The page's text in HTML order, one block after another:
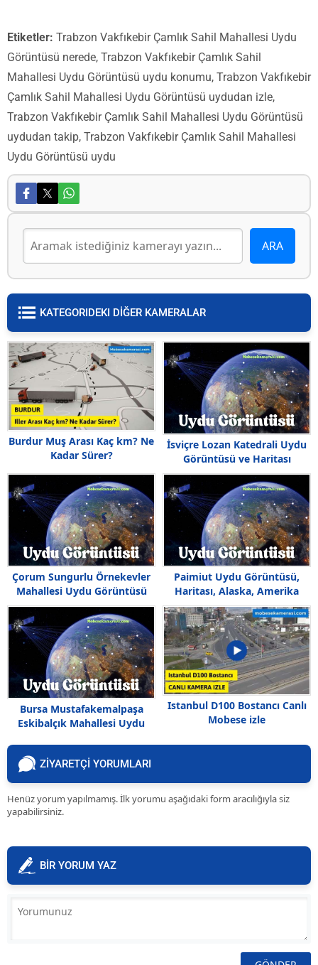
Etiketler: Trabzon Vakfıkebir Çamlık Sahil Mahallesi Uydu
Görüntüsü nerede, Trabzon Vakfıkebir Çamlık Sahil
Mahallesi Uydu Görüntüsü uydu konumu, Trabzon Vakfıkebir
Çamlık Sahil Mahallesi Uydu Görüntüsü uydudan izle,
Trabzon Vakfıkebir Çamlık Sahil Mahallesi Uydu Görüntüsü
uydudan takip, Trabzon Vakfıkebir Çamlık Sahil Mahallesi
Uydu Görüntüsü uydu
KATEGORIDEKI DİĞER KAMERALAR
Burdur Muş Arası Kaç km? Ne
Kadar Sürer?
İsviçre Lozan Katedrali Uydu
Görüntüsü ve Haritası
Çorum Sungurlu Örnekevler
Mahallesi Uydu Görüntüsü
Paimiut Uydu Görüntüsü,
Haritası, Alaska, Amerika
Bursa Mustafakemalpaşa
Eskibalçık Mahallesi Uydu
Istanbul D100 Bostancı Canlı
Mobese izle
ZİYARETÇİ YORUMLARI
Henüz yorum yapılmamış. İlk yorumu aşağıdaki form aracılığıyla siz
yapabilirsiniz.
BİR YORUM YAZ